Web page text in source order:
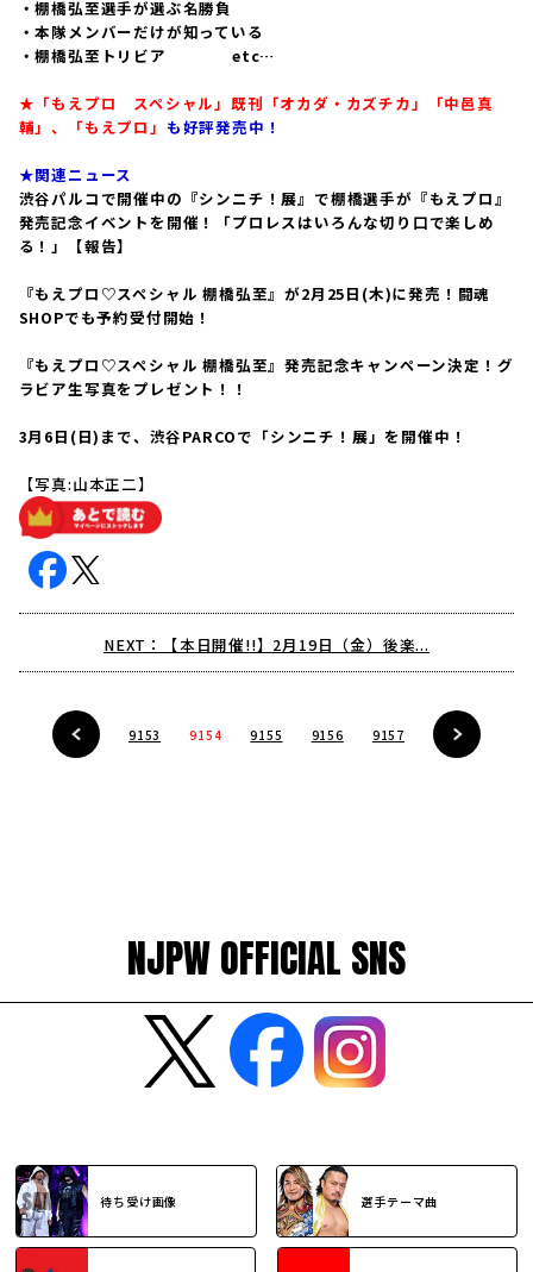
・棚橋弘至選手が選ぶ名勝負
・本隊メンバーだけが知っている
・棚橋弘至トリビア etc…
★「もえプロ スペシャル」既刊「オカダ・カズチカ」「中邑真
輔」、「もえプロ」 も好評発売中！
★関連ニュース
渋谷パルコで開催中の『シンニチ！展』で棚橋選手が『もえプロ』
発売記念イベントを開催！「プロレスはいろんな切り口で楽しめ
る！」【報告】
『もえプロ♡スペシャル 棚橋弘至』が2月25日(木)に発売！闘魂
SHOPでも予約受付開始！
『もえプロ♡スペシャル 棚橋弘至』発売記念キャンペーン決定！グ
ラビア生写真をプレゼント！！
3月6日(日)まで、渋谷PARCOで「シンニチ！展」を開催中！
【写真:山本正二】
NEXT：【本日開催!!】2月19日（金）後楽...
9153 9154 9155 9156 9157
NJPW OFFICIAL SNS
待ち受け画像 選手テーマ曲